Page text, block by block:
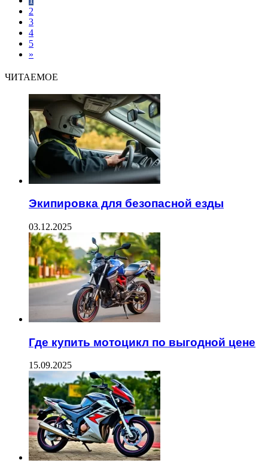
2
3
4
5
»
ЧИТАЕМОЕ
Экипировка для безопасной езды
03.12.2025
Где купить мотоцикл по выгодной цене
15.09.2025